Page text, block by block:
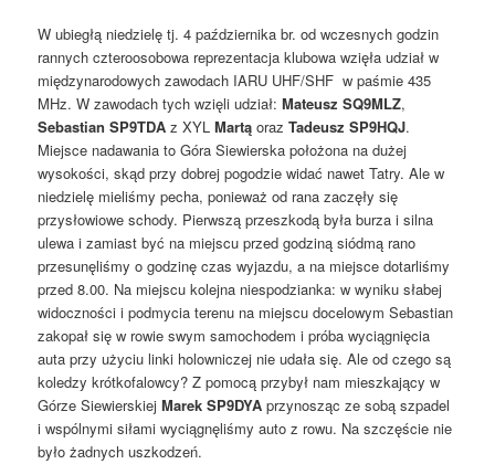
W ubiegłą niedzielę tj. 4 października br. od wczesnych godzin
rannych czteroosobowa reprezentacja klubowa wzięła udział w
międzynarodowych zawodach IARU UHF/SHF w paśmie 435
MHz. W zawodach tych wzięli udział:Mateusz SQ9MLZ,
Sebastian SP9TDA z XYL Martą orazTadeusz SP9HQJ.
Miejsce nadawania to Góra Siewierska położona na dużej
wysokości, skąd przy dobrej pogodzie widać nawet Tatry. Ale w
niedzielę mieliśmy pecha, ponieważ od rana zaczęły się
przysłowiowe schody. Pierwszą przeszkodą była burza i silna
ulewa i zamiast być na miejscu przed godziną siódmą rano
przesunęliśmy o godzinę czas wyjazdu, a na miejsce dotarliśmy
przed 8.00. Na miejscu kolejna niespodzianka: w wyniku słabej
widoczności i podmycia terenu na miejscu docelowym Sebastian
zakopał się w rowie swym samochodem i próba wyciągnięcia
auta przy użyciu linki holowniczej nie udała się. Ale od czego są
koledzy krótkofalowcy? Z pomocą przybył nam mieszkający w
Górze SiewierskiejMarek SP9DYA przynosząc ze sobą szpadel
i wspólnymi siłami wyciągnęliśmy auto z rowu. Na szczęście nie
było żadnych uszkodzeń.